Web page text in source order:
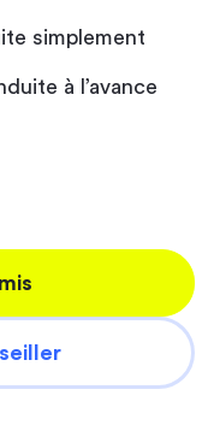
simplement
à l’avance